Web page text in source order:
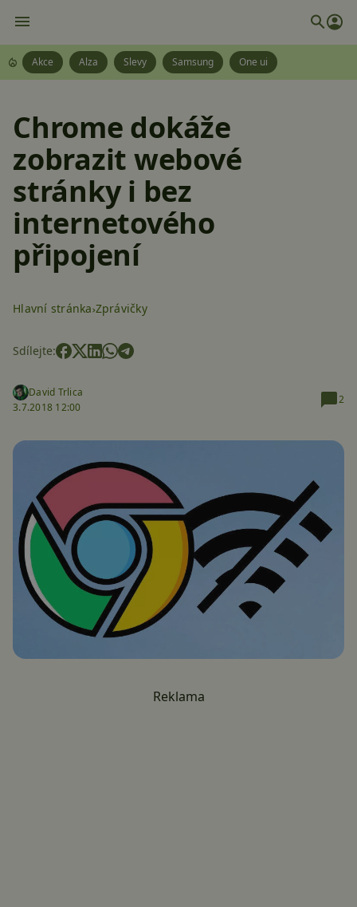
Akce Alza Slevy Samsung One ui
Chrome dokáže
zobrazit webové
stránky i bez
internetového
připojení
Hlavní stránka Zprávičky
Sdílejte:
David Trlica
3.7.2018 12:00
2
Reklama